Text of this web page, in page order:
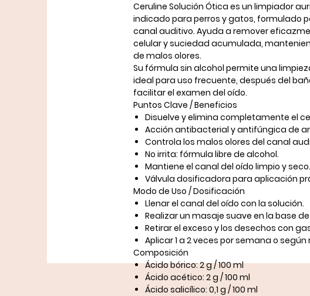
Ceruline Solución Ótica es un limpiador
indicado para perros y gatos, formulado
canal auditivo. Ayuda a remover
celular y suciedad acumulada,
de malos olores.
Su fórmula sin alcohol permite una
ideal para uso frecuente, después del
facilitar el examen del oído.
Puntos Clave / Beneficios
Disuelve y elimina completamente el
Acción antibacterial y antifúngica de
Controla los malos olores del canal
No irrita: fórmula libre de alcohol.
Mantiene el canal del oído limpio y seco.
Válvula dosificadora para aplicación
Modo de Uso / Dosificación
Llenar el canal del oído con la solución.
Realizar un masaje suave en la base
Retirar el exceso y los desechos con
Aplicar1 a 2 veces por semana o según
Composición
Ácido bórico: 2 g / 100 ml
Ácido acético: 2 g / 100 ml
Ácido salicílico: 0,1 g / 100 ml